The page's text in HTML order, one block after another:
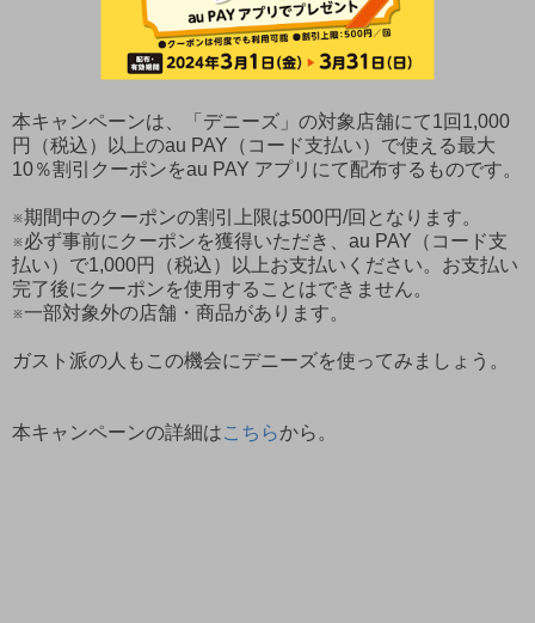
本キャンペーンは、「デニーズ」の対象店舗にて1回1,000
円（税込）以上のau PAY（コード支払い）で使える最大
10％割引クーポンをau PAY アプリにて配布するものです。
※期間中のクーポンの割引上限は500円/回となります。
※必ず事前にクーポンを獲得いただき、au PAY（コード支
払い）で1,000円（税込）以上お支払いください。お支払い
完了後にクーポンを使用することはできません。
※一部対象外の店舗・商品があります。
ガスト派の人もこの機会にデニーズを使ってみましょう。
本キャンペーンの詳細はこちらから。